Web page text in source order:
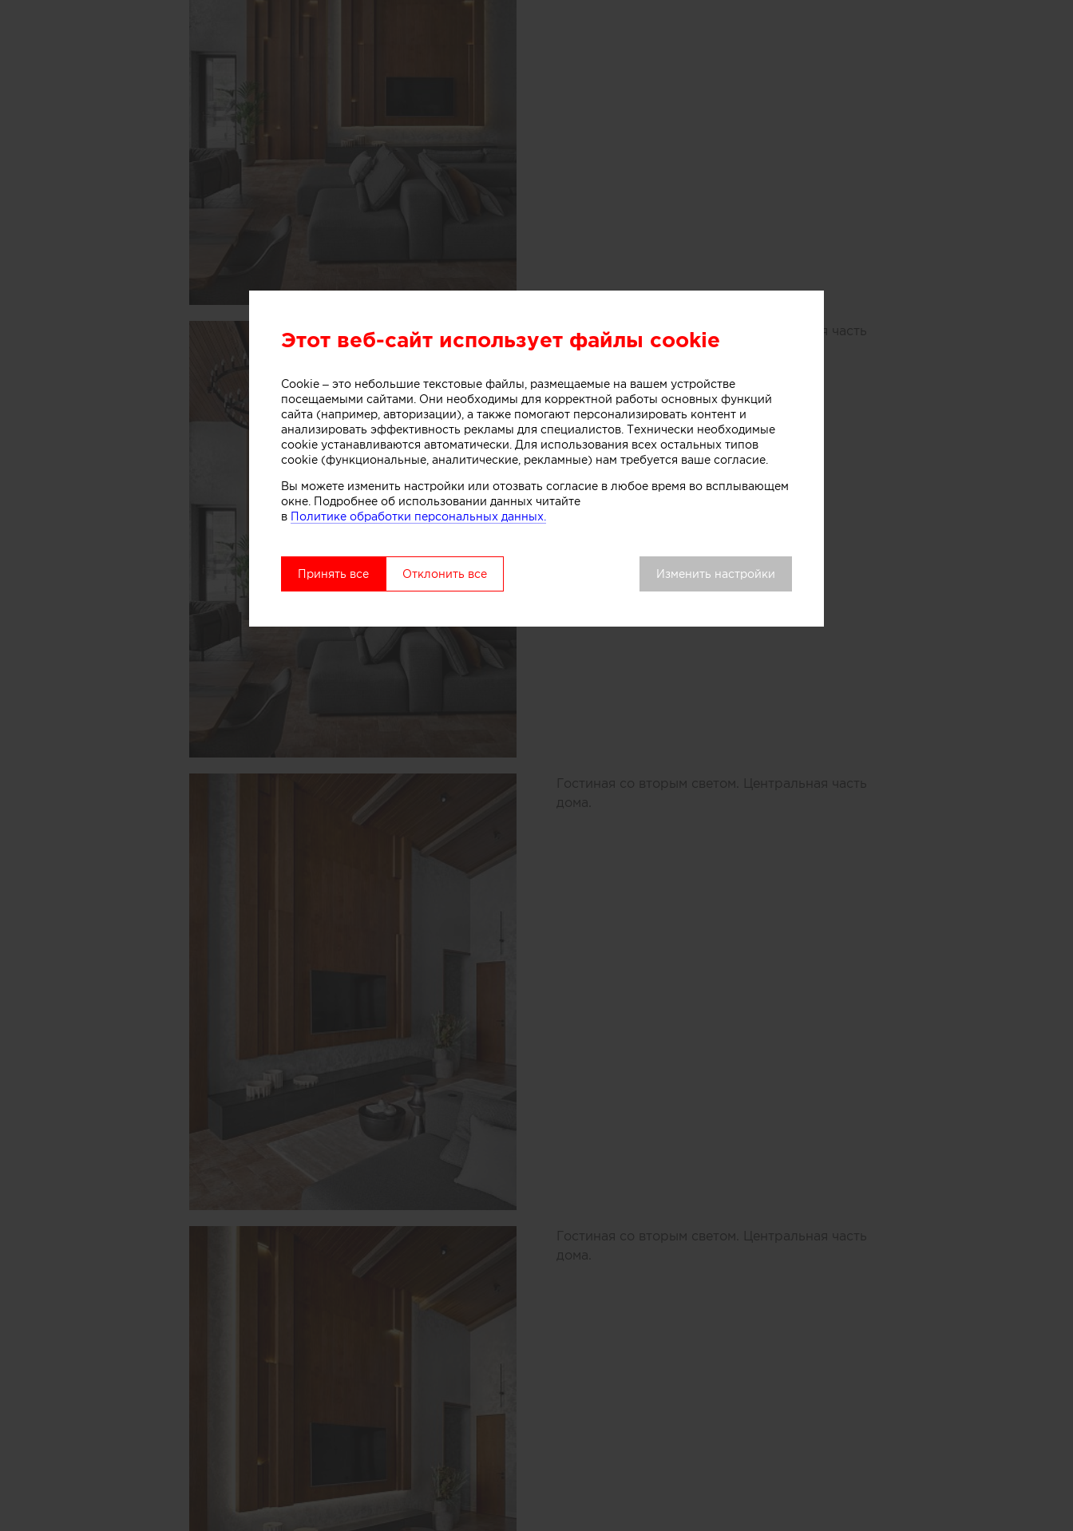
Гостиная со вторым светом. Центральная часть
дома.
Гостиная со вторым светом. Центральная часть
дома.
Гостиная со вторым светом. Центральная часть
дома.
Этот веб-сайт использует файлы cookie
Cookie – это небольшие текстовые файлы, размещаемые на вашем устройстве
посещаемыми сайтами. Они необходимы для корректной работы основных функций
сайта (например, авторизации), а также помогают персонализировать контент и
анализировать эффективность рекламы для специалистов. Технически необходимые
cookie устанавливаются автоматически. Для использования всех остальных типов
cookie (функциональные, аналитические, рекламные) нам требуется ваше согласие.
Вы можете изменить настройки или отозвать согласие в любое время во всплывающем
окне. Подробнее об использовании данных читайте
в Политике обработки персональных данных.
Принять все Отклонить все Изменить настройки